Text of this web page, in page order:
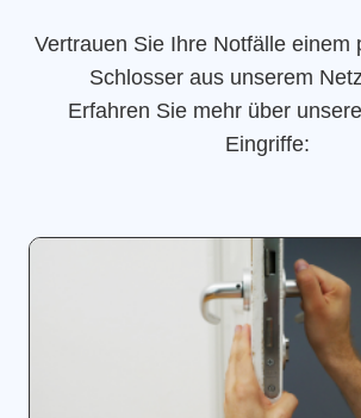
Vertrauen Sie Ihre Notfälle einem
Schlosser aus unserem
Erfahren Sie mehr über
Eingriffe: